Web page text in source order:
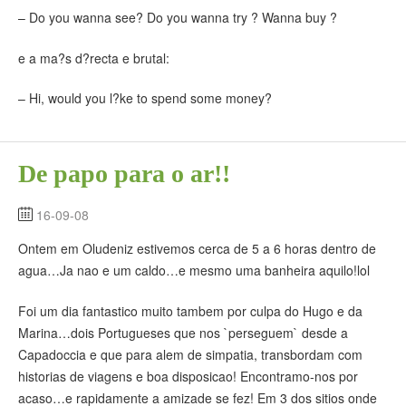
– Do you wanna see? Do you wanna try ? Wanna buy ?
e a ma?s d?recta e brutal:
– Hi, would you l?ke to spend some money?
De papo para o ar!!
16-09-08
Ontem em Oludeniz estivemos cerca de 5 a 6 horas dentro de
agua…Ja nao e um caldo…e mesmo uma banheira aquilo!lol
Foi um dia fantastico muito tambem por culpa do Hugo e da
Marina…dois Portugueses que nos `perseguem` desde a
Capadoccia e que para alem de simpatia, transbordam com
historias de viagens e boa disposicao! Encontramo-nos por
acaso…e rapidamente a amizade se fez! Em 3 dos sitios onde